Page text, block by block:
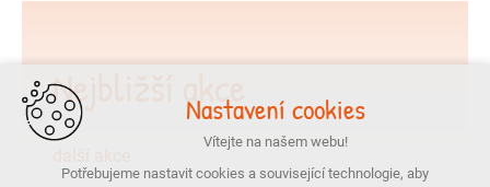
Nejbližší akceNastavení cookies
Vítejte na našem webu!
Potřebujeme nastavit cookies a související technologie, aby